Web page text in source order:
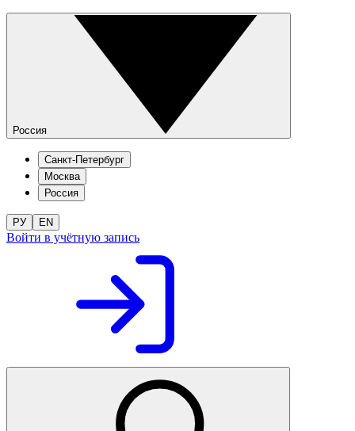
Россия
Санкт-Петербург
Москва
Россия
РУ EN
Войти в учётную запись